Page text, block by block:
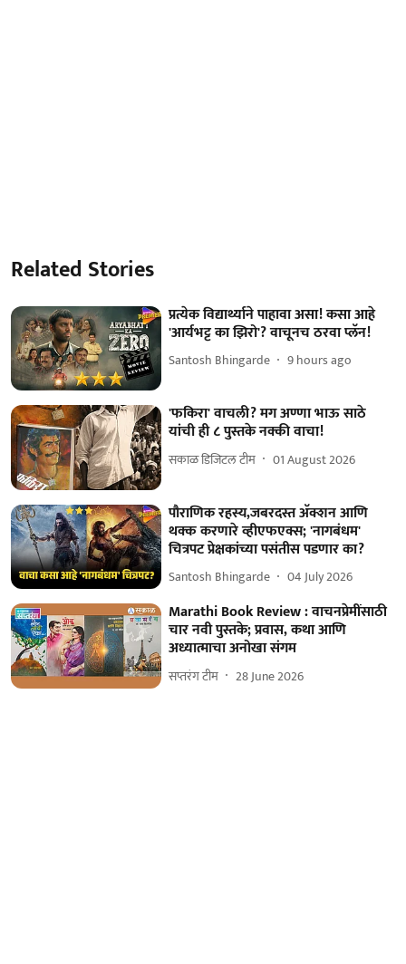
Related Stories
प्रत्येक विद्यार्थ्याने पाहावा असा! कसा आहे
'आर्यभट्ट का झिरो'? वाचूनच ठरवा प्लॅन!
Santosh Bhingarde 9 hours ago
'फकिरा' वाचली? मग अण्णा भाऊ साठे
यांची ही ८ पुस्तके नक्की वाचा!
सकाळ डिजिटल टीम 01 August 2026
पौराणिक रहस्य,जबरदस्त अ‍ॅक्शन आणि
थक्क करणारे व्हीएफएक्स; 'नागबंधम'
चित्रपट प्रेक्षकांच्या पसंतीस पडणार का?
Santosh Bhingarde 04 July 2026
Marathi Book Review : वाचनप्रेमींसाठी
चार नवी पुस्तके; प्रवास, कथा आणि
अध्यात्माचा अनोखा संगम
सप्तरंग टीम 28 June 2026